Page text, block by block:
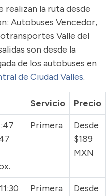
realizan la ruta desde
Autobuses Vencedor,
Valle del
son desde la
de los autobuses en
de Ciudad Valles.
Servicio
Precio
Primera
Desde
$189
MXN
Primera
Desde